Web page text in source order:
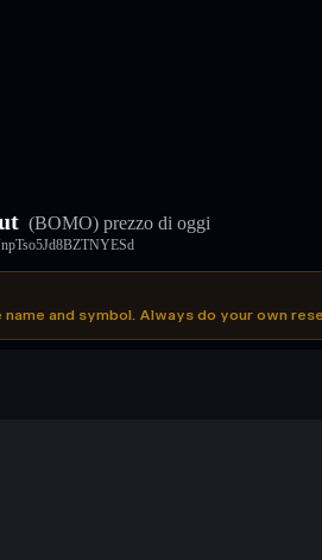
(BOMO) prezzo di oggi
and symbol. Always do your own